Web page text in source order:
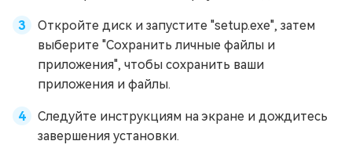
Откройте диск и запустите "setup.exe", затем
выберите "Сохранить личные файлы и
приложения", чтобы сохранить ваши
приложения и файлы.
Следуйте инструкциям на экране и дождитесь
завершения установки.